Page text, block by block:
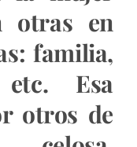
otras en
familia,
Esa
otros de